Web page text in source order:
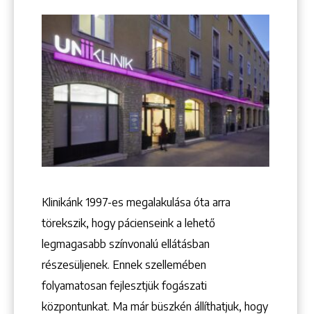
+36 1 222 7250
+36 1 222 9150
1148 Budapest, Örs vezér tere 2.
Keresés
Klinikánk 1997-­es megalakulása óta arra
törekszik, hogy pácienseink a lehető
legmagasabb színvonalú ellátásban
részesüljenek. Ennek szellemében
folyamatosan fejlesztjük fogászati
központunkat. Ma már büszkén állíthatjuk, hogy